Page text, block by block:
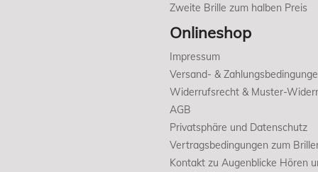
Zweite Brille zum halben Preis
Onlineshop
Impressum
Versand- &
Widerrufsrecht & Muster-
AGB
Privatsphäre und Datenschutz
Vertragsbedingungen zum
Kontakt zu Augenblicke Hören